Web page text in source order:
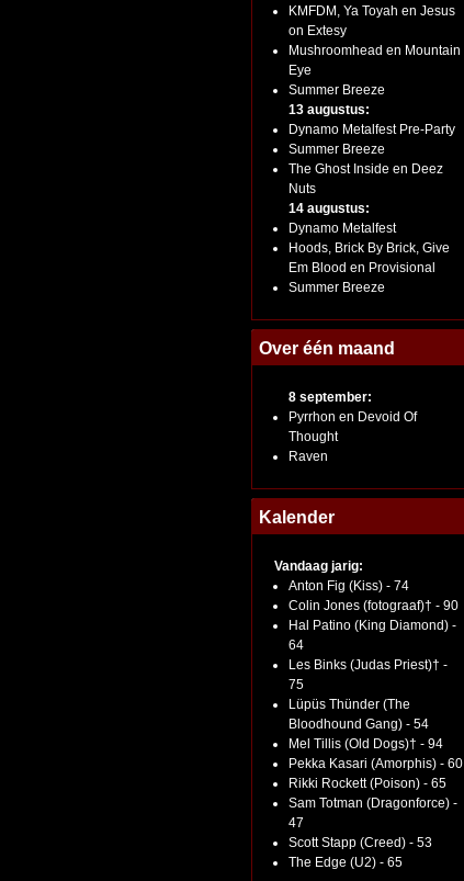
KMFDM, Ya Toyah en Jesus
on Extesy
Mushroomhead en Mountain
Eye
Summer Breeze
13 augustus:
Dynamo Metalfest Pre-Party
Summer Breeze
The Ghost Inside en Deez
Nuts
14 augustus:
Dynamo Metalfest
Hoods, Brick By Brick, Give
Em Blood en Provisional
Summer Breeze
Over één maand
8 september:
Pyrrhon en Devoid Of
Thought
Raven
Kalender
Vandaag jarig:
Anton Fig (Kiss) - 74
Colin Jones (fotograaf)† - 90
Hal Patino (King Diamond) -
64
Les Binks (Judas Priest)† -
75
Lüpüs Thünder (The
Bloodhound Gang) - 54
Mel Tillis (Old Dogs)† - 94
Pekka Kasari (Amorphis) - 60
Rikki Rockett (Poison) - 65
Sam Totman (Dragonforce) -
47
Scott Stapp (Creed) - 53
The Edge (U2) - 65